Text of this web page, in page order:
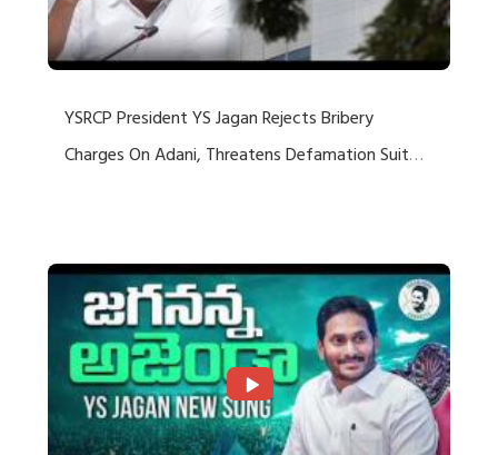
YSRCP President YS Jagan Rejects Bribery
Charges On Adani, Threatens Defamation Suit